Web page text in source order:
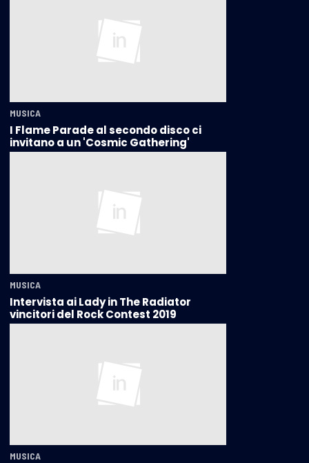
MUSICA
I Flame Parade al secondo disco ci
invitano a un 'Cosmic Gathering'
MUSICA
Intervista ai Lady in The Radiator
vincitori del Rock Contest 2019
MUSICA